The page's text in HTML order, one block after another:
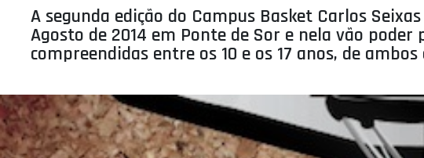
CLUBES
AGENTES
AGENDA
SELEÇÕES
MINIBASQUETE
ÁREA TÉCNICA
A segunda edição do Campus Basket Carlos
Agosto de 2014 em Ponte de Sor e nela vão
compreendidas entre os 10 e os 17 anos, de ambos